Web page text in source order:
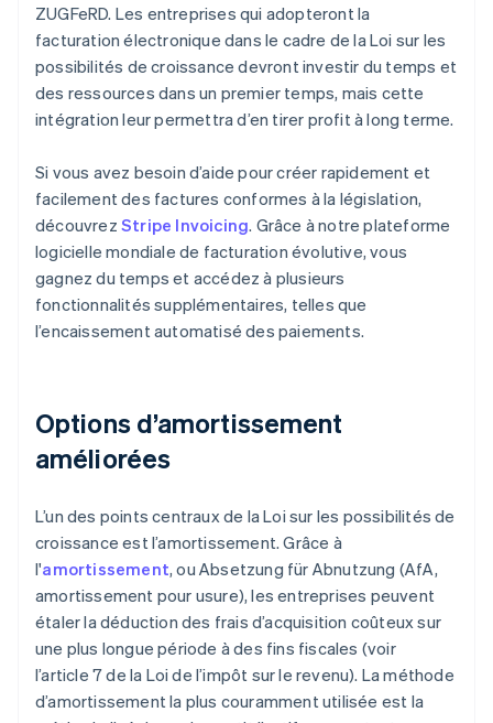
ZUGFeRD. Les entreprises qui adopteront la
facturation électronique dans le cadre de la Loi sur les
possibilités de croissance devront investir du temps et
des ressources dans un premier temps, mais cette
intégration leur permettra d’en tirer profit à long terme.
Si vous avez besoin d’aide pour créer rapidement et
facilement des factures conformes à la législation,
découvrez Stripe Invoicing. Grâce à notre plateforme
logicielle mondiale de facturation évolutive, vous
gagnez du temps et accédez à plusieurs
fonctionnalités supplémentaires, telles que
l’encaissement automatisé des paiements.
Options d’amortissement
améliorées
L’un des points centraux de la Loi sur les possibilités de
croissance est l’amortissement. Grâce à
l'amortissement, ou Absetzung für Abnutzung (AfA,
amortissement pour usure), les entreprises peuvent
étaler la déduction des frais d’acquisition coûteux sur
une plus longue période à des fins fiscales (voir
l’article 7 de la Loi de l’impôt sur le revenu). La méthode
d’amortissement la plus couramment utilisée est la